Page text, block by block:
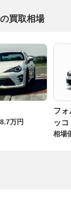
買取相場
万円
フォ
ッコ
相場